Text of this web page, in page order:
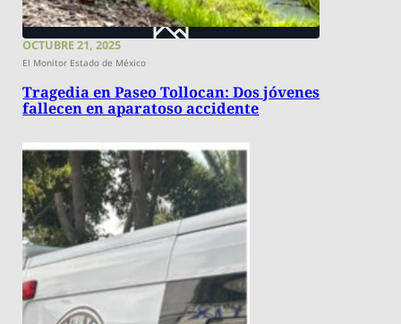
OCTUBRE 21, 2025
El Monitor Estado de México
Tragedia en Paseo Tollocan: Dos jóvenes
fallecen en aparatoso accidente